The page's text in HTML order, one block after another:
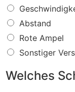
W
a
s
f
ü
r
i
Abstand
Rote Ampel
Sonstiger
Welches